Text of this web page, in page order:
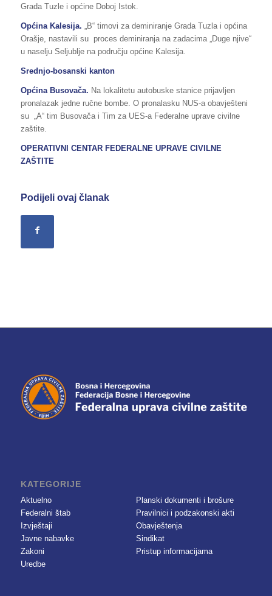
Grada Tuzle i općine Doboj Istok.
Općina Kalesija.
„B“ timovi za deminiranje Grada Tuzla i općina
Orašje, nastavili su proces deminiranja na zadacima „Duge njive“
u naselju Seljublje na području općine Kalesija.
Srednjo-bosanski kanton
Općina Busovača. Na lokalitetu autobuske stanice prijavljen
pronalazak jedne ručne bombe. O pronalasku NUS-a obavješteni
su „A“ tim Busovača i Tim za UES-a Federalne uprave civilne
zaštite.
OPERATIVNI CENTAR FEDERALNE UPRAVE CIVILNE
ZAŠTITE
Podijeli ovaj članak
KATEGORIJE
Aktuelno
Federalni štab
Izvještaji
Javne nabavke
Zakoni
Uredbe
Planski dokumenti i brošure
Pravilnici i podzakonski akti
Obavještenja
Sindikat
Pristup informacijama